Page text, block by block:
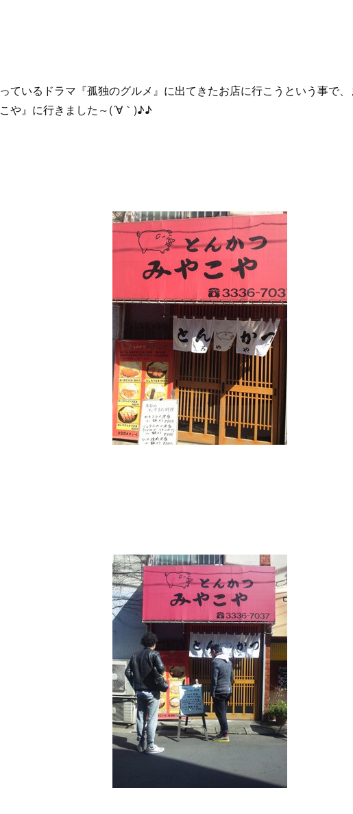
ているドラマ『孤独のグルメ』に出てきたお店に行こうという事で
や』に行きました～(´∀｀)♪♪